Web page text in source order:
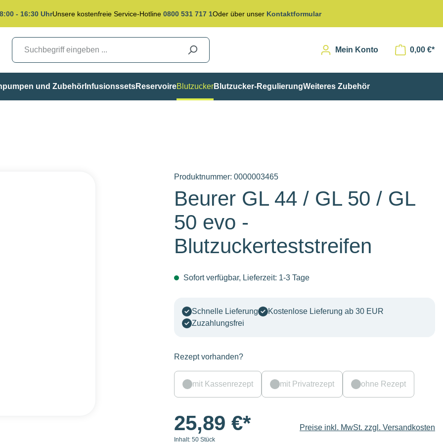
- 16:30 UhrUnsere kostenfreie Service-Hotline 0800 531 717 1Oder über unser Kontaktformular
Mein Konto 0,00 €*
und ZubehörInfusionssetsReservoireBlutzuckerBlutzucker-RegulierungWeiteres Zubehör
Produktnummer: 0000003465
Beurer GL 44 / GL 50 / GL
50 evo -
Blutzuckerteststreifen
Sofort verfügbar, Lieferzeit: 1-3 Tage
Schnelle Lieferung
Kostenlose Lieferung ab 30 EUR
Zuzahlungsfrei
Rezept vorhanden?
mit Kassenrezept mit Privatrezept ohne Rezept
25,89 €*
Inhalt: 50 Stück
Preise inkl. MwSt. zzgl. Versandkosten